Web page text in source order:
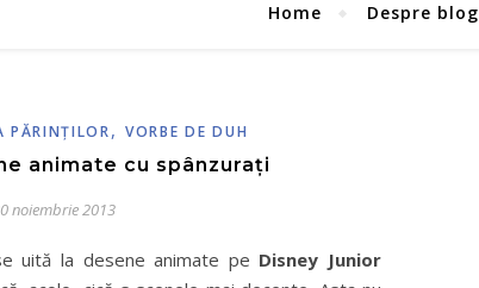
Home Despre blog
PĂRINŢILOR, VORBE DE DUH
animate cu spânzuraţi
noiembrie 2013
uită la desene animate pe Disney Junior